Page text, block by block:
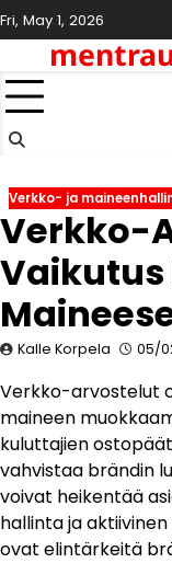
Skip
to
content
Fri, May 1, 2026
Verkko- ja
Verkko-
Kalle Korpela 05/
Verkko-arvostelut
maineen
kuluttajien
vahvistaa brändin
voivat heikentää
hallinta ja
ovat elintärkeitä